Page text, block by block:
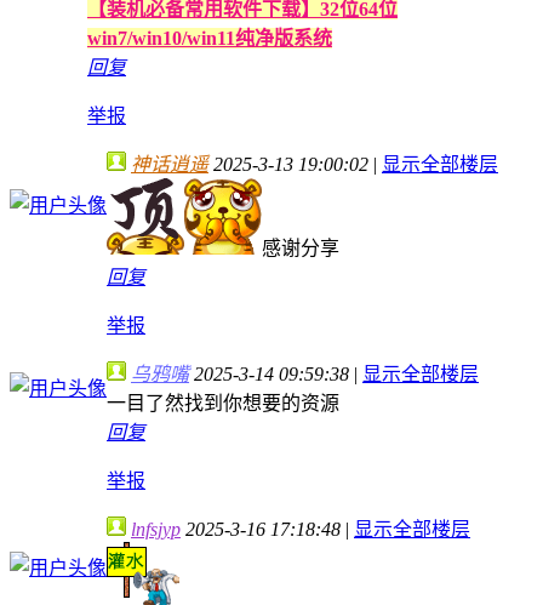
【装机必备常用软件下载】32位64位
win7/win10/win11纯净版系统
回复
举报
神话逍遥2025-3-13 19:00:02 | 显示全部楼层
感谢分享
回复
举报
乌鸦嘴2025-3-14 09:59:38 | 显示全部楼层
一目了然找到你想要的资源
回复
举报
lnfsjyp 2025-3-16 17:18:48 | 显示全部楼层